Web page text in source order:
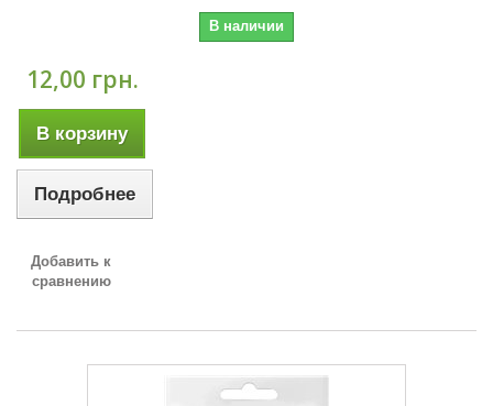
В наличии
12,00 грн.
В корзину
Подробнее
Добавить к
сравнению